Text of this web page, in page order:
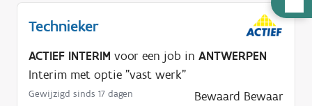
u
l
o
Technieker
ACTIEF INTERIM voor een job in ANTWERPEN
Interim met optie "vast werk"
Gewijzigd sinds 17 dagen Bewaard Bewaar